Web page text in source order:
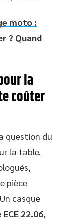
moto :
? Quand
la
coûter
question du
la table.
pièce
casque
ECE 22.06,